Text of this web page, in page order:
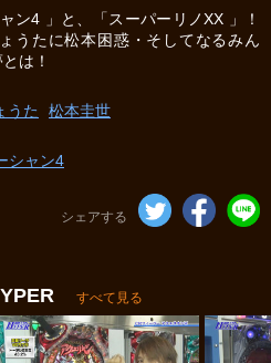
ン4 」と、「スーパーリノXX 」！
うたに松本困惑・そしてなるみん
は！
うた 松本圭世
シャン4
シェアする
すべて見る